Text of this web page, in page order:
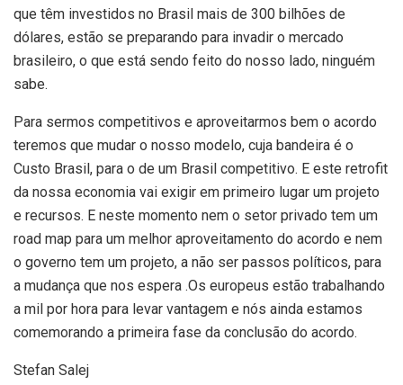
que têm investidos no Brasil mais de 300 bilhões de
dólares, estão se preparando para invadir o mercado
brasileiro, o que está sendo feito do nosso lado, ninguém
sabe.
Para sermos competitivos e aproveitarmos bem o acordo
teremos que mudar o nosso modelo, cuja bandeira é o
Custo Brasil, para o de um Brasil competitivo. E este retrofit
da nossa economia vai exigir em primeiro lugar um projeto
e recursos. E neste momento nem o setor privado tem um
road map para um melhor aproveitamento do acordo e nem
o governo tem um projeto, a não ser passos políticos, para
a mudança que nos espera .Os europeus estão trabalhando
a mil por hora para levar vantagem e nós ainda estamos
comemorando a primeira fase da conclusão do acordo.
Stefan Salej